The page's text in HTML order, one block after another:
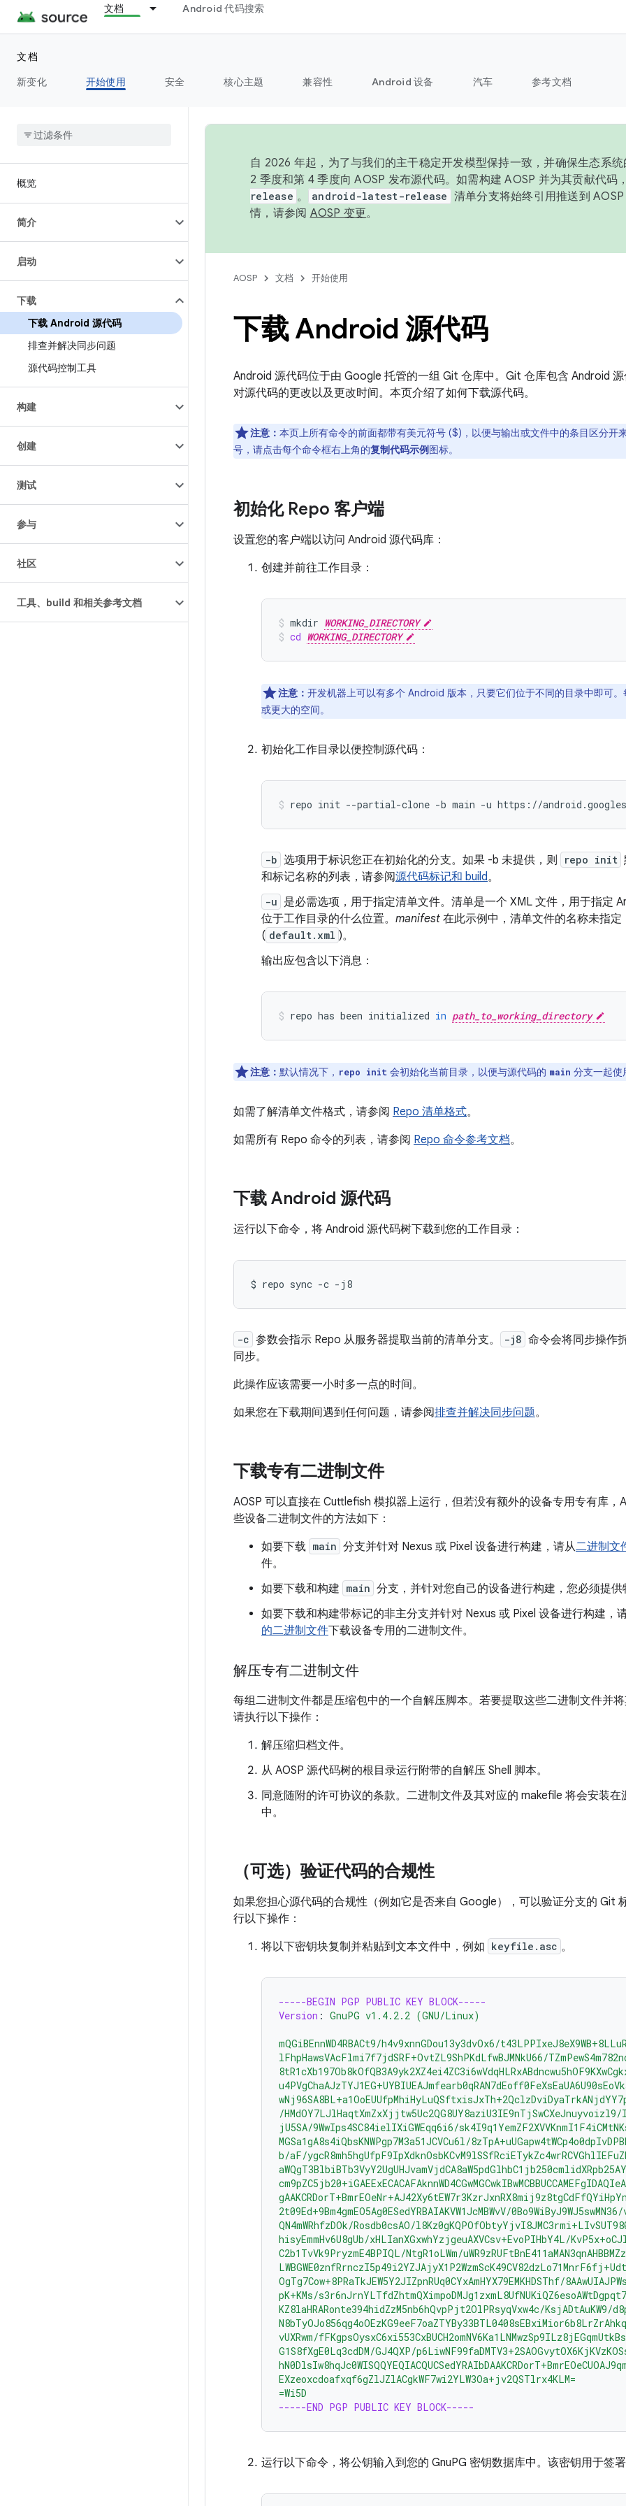
文档 Android 代码搜索
文档
新变化
开始使用 安全 核心主题 兼容性 Android 设备 汽车 参考文档
概览
简介
启动
下载
下载 Android 源代码
排查并解决同步问题
源代码控制工具
构建
创建
测试
参与
社区
工具、build 和相关参考文档
自 2026 年起，为了与我们的主干稳定开发模型保持一致，并确保生态系
2 季度和第 4 季度向 AOSP 发布源代码。如需构建 AOSP 并为其贡献代码
release 。 android-latest-release 清单分支将始终引用推送到
情，请参阅 AOSP 变更。
AOSP 文档 开始使用
下载 Android 源代码
Android 源代码位于由 Google 托管的一组 Git 仓库中。Git 仓库包含 Android
对源代码的更改以及更改时间。本页介绍了如何下载源代码。
注意： 本页上所有命令的前面都带有美元符号 ($)，以便与输出或文件中的条目区分开
号，请点击每个命令框右上角的复制代码示例图标。
初始化 Repo 客户端
设置您的客户端以访问 Android 源代码库：
创建并前往工作目录：
mkdir WORKING_DIRECTORY
cd WORKING_DIRECTORY
注意： 开发机器上可以有多个 Android 版本，只要它们位于不同的目录中即可
或更大的空间。
初始化工作目录以便控制源代码：
repo init --partial-clone -b main -u https://
-b 选项用于标识您正在初始化的分支。如果 -b 未提供，则 repo init
和标记名称的列表，请参阅源代码标记和 build。
-u 是必需选项，用于指定清单文件。清单是一个 XML 文件，用于指定
位于工作目录的什么位置。 manifest 在此示例中，清单文件的名称未指
( default.xml )。
输出应包含以下消息：
repo has been initialized in path_to_working_directory
注意： 默认情况下， repo init 会初始化当前目录，以便与源代码的 main 分支一起使
如需了解清单文件格式，请参阅 Repo 清单格式。
如需所有 Repo 命令的列表，请参阅 Repo 命令参考文档。
下载 Android 源代码
运行以下命令，将 Android 源代码树下载到您的工作目录：
$ repo sync -c
-c 参数会指示 Repo 从服务器提取当前的清单分支。 -j8 命令会将同步操作
同步。
此操作应该需要一小时多一点的时间。
如果您在下载期间遇到任何问题，请参阅排查并解决同步问题。
下载专有二进制文件
AOSP 可以直接在 Cuttlefish 模拟器上运行，但若没有额外的设备专用专有库，
些设备二进制文件的方法如下：
如要下载 main 分支并针对 Nexus 或 Pixel 设备进行构建，请从二进制文
件。
如要下载和构建 main 分支，并针对您自己的设备进行构建，您必须提
如要下载和构建带标记的非主分支并针对 Nexus 或 Pixel 设备进行构建，
的二进制文件下载设备专用的二进制文件。
解压专有二进制文件
每组二进制文件都是压缩包中的一个自解压脚本。若要提取这些二进制文件并
请执行以下操作：
解压缩归档文件。
从 AOSP 源代码树的根目录运行附带的自解压 Shell 脚本。
同意随附的许可协议的条款。二进制文件及其对应的 makefile 将会安装
中。
（可选）验证代码的合规性
如果您担心源代码的合规性（例如它是否来自 Google），可以验证分支的 Git
行以下操作：
将以下密钥块复制并粘贴到文本文件中，例如 keyfile.asc 。
-----BEGIN PGP PUBLIC KEY BLOCK-----
Version : GnuPG v1.4.2.2 (GNU/Linux)
mQGiBEnnWD4RBACt9/h4v9xnnGDou13y3dvOx6/
lFhpHawsVAcFlmi7f7jdSRF+OvtZL9ShPKdLfwBJMNkU66/
/HMdOY7LJlHaqtXmZxXjjtw5Uc2QG8UY8aziU3IE9nTjSwCXeJnuyvoizl9/
jU5SA/9WwIps4SC84ielIXiGWEqq6i6/
MGSa1gA8s4iQbsKNWPgp7M3a51JCVCu6l/
b/aF/
2t09Ed+9Bm4gmEO5Ag0ESedYRBAIAKVW1JcMBWvV/
QN4mWRhfzDOk/Rosdb0csAO/
hisyEmmHv6U8gUb/xHLIanXGxwhYzjgeuAXVCsv+EvoPIHbY4L/
C2b1TvVk9PryzmE4BPIQL/NtgR1oLWm/
OgTg7Cow+8PRaTkJEW5Y2JIZpnRUq0CYxAmHYX79EMKHDSThf/
pK+KMs/
KZ8laHRARonte394hidZzM5nb6hQvpPjt2OlPRsyqVxw4c/KsjADtAuKW9/
vUXRwm/
G1S8fXgE0Lq3cdDM/GJ4QXP/
EXzeoxcdoafxqf6gZlJZlACgkWF7wi2YLW3Oa+jv2QSTlrx4KLM=
=Wi5D
-----END PGP PUBLIC KEY BLOCK-----
运行以下命令，将公钥输入到您的 GnuPG 密钥数据库中。该密钥用于签